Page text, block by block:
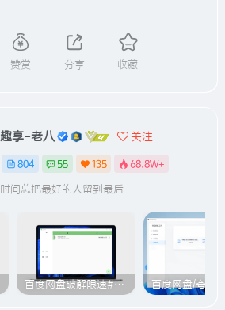
赞赏 分享 收藏
趣享-老八 关注
804 55 135 68.8W+
时间总把最好的人留到最后
百度网盘破解限速#突破官方限速#满速下载#A614